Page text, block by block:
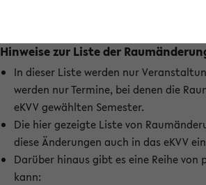
Hinweise zur Liste der
In dieser Liste werden nur
werden nur Termine, bei denen die
eKVV gewählten Semester.
Die hier gezeigte Liste von
diese Änderungen auch in das eKVV
Darüber hinaus gibt es eine Reihe
kann: